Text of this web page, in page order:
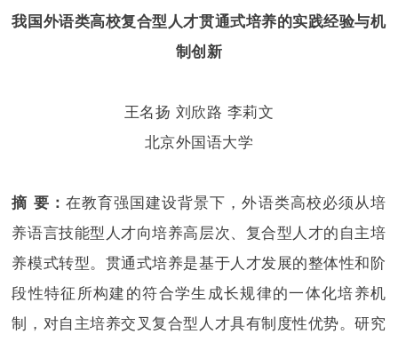
我国外语类高校复合型人才贯通式培养的实践经验与机
制创新
王名扬 刘欣路 李莉文
北京外国语大学
摘 要： 在教育强国建设背景下，外语类高校必须从培
养语言技能型人才向培养高层次、复合型人才的自主培
养模式转型。贯通式培养是基于人才发展的整体性和阶
段性特征所构建的符合学生成长规律的一体化培养机
制，对自主培养交叉复合型人才具有制度性优势。研究